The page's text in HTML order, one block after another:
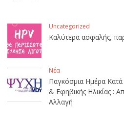
Uncategorized
Καλύτερα ασφαλής,
Νέα
Παγκόσμια Ημέρα Κατά
& Εφηβικής Ηλικίας :
Αλλαγή